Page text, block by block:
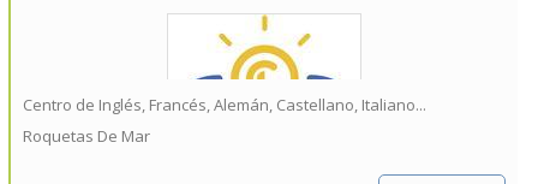
Centro de Inglés, Francés, Alemán, Castellano, Italiano...
Roquetas De Mar